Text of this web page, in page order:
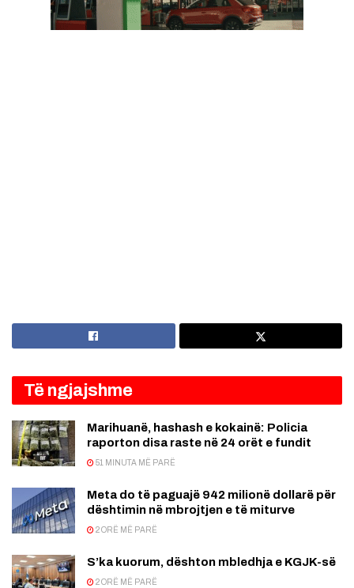
Të ngjajshme
Marihuanë, hashash e kokainë: Policia
raporton disa raste në 24 orët e fundit
51 MINUTA MË PARË
Meta do të paguajë 942 milionë dollarë për
dështimin në mbrojtjen e të miturve
2 ORË MË PARË
S’ka kuorum, dështon mbledhja e KGJK-së
2 ORË MË PARË